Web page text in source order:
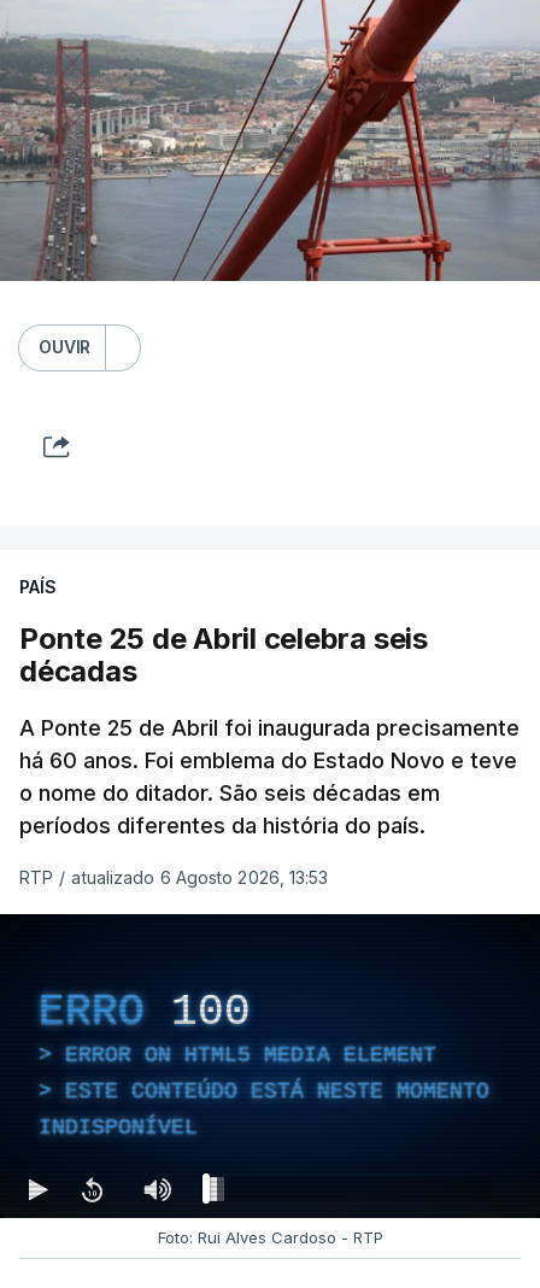
OUVIR
PAÍS
Ponte 25 de Abril celebra seis
décadas
A Ponte 25 de Abril foi inaugurada precisamente
há 60 anos. Foi emblema do Estado Novo e teve
o nome do ditador. São seis décadas em
períodos diferentes da história do país.
RTP / atualizado 6 Agosto 2026, 13:53
ERRO 100
ERROR ON HTML5 MEDIA ELEMENT
ESTE CONTEÚDO ESTÁ NESTE MOMENTO
INDISPONÍVEL
Foto: Rui Alves Cardoso - RTP